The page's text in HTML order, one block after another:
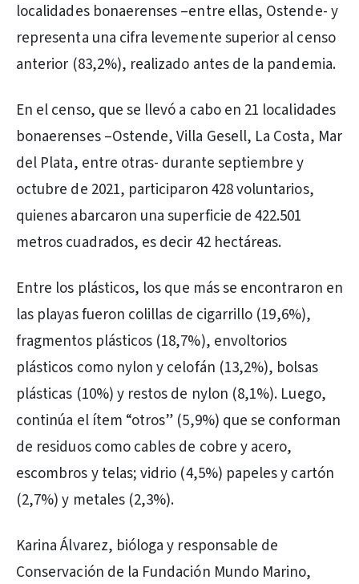
localidades bonaerenses –entre ellas, Ostende- y
representa una cifra levemente superior al censo
anterior (83,2%), realizado antes de la pandemia.
En el censo, que se llevó a cabo en 21 localidades
bonaerenses –Ostende, Villa Gesell, La Costa, Mar
del Plata, entre otras- durante septiembre y
octubre de 2021, participaron 428 voluntarios,
quienes abarcaron una superficie de 422.501
metros cuadrados, es decir 42 hectáreas.
Entre los plásticos, los que más se encontraron en
las playas fueron colillas de cigarrillo (19,6%),
fragmentos plásticos (18,7%), envoltorios
plásticos como nylon y celofán (13,2%), bolsas
plásticas (10%) y restos de nylon (8,1%). Luego,
continúa el ítem “otros” (5,9%) que se conforman
de residuos como cables de cobre y acero,
escombros y telas; vidrio (4,5%) papeles y cartón
(2,7%) y metales (2,3%).
Karina Álvarez, bióloga y responsable de
Conservación de la Fundación Mundo Marino,